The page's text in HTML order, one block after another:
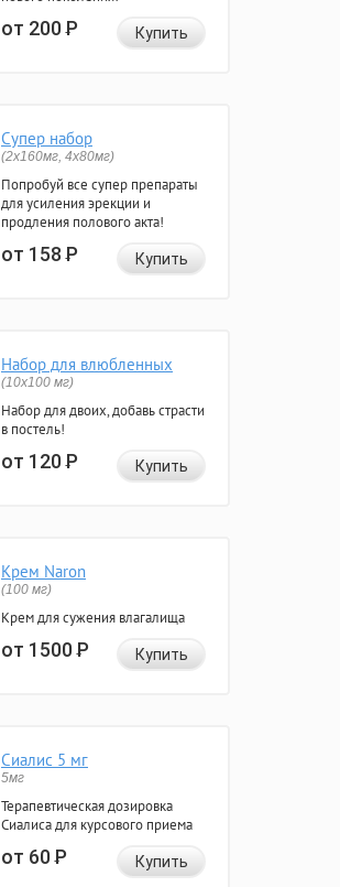
от 200Р Купить
Супер набор
(2х160мг, 4х80мг)
Попробуй все супер препараты
для усиления эрекции и
продления полового акта!
от 158Р Купить
Набор для влюбленных
(10х100 мг)
Набор для двоих, добавь страсти
в постель!
от 120Р Купить
Крем Naron
(100 мг)
Крем для сужения влагалища
от 1500Р Купить
Сиалис 5 мг
5мг
Терапевтическая дозировка
Сиалиса для курсового приема
от 60Р Купить